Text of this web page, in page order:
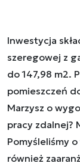
Inwestycja
szeregowej z
do 147,98 m2.
pomieszczeń
Marzysz o
pracy zdalnej?
Pomyśleliśmy
również